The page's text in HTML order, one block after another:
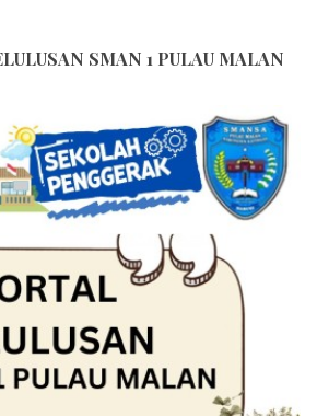
SMAN 1 PULAU MALAN